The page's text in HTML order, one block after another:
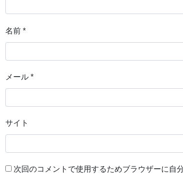
名前 *
メール *
サイト
次回のコメントで使用するためブラウザーに自